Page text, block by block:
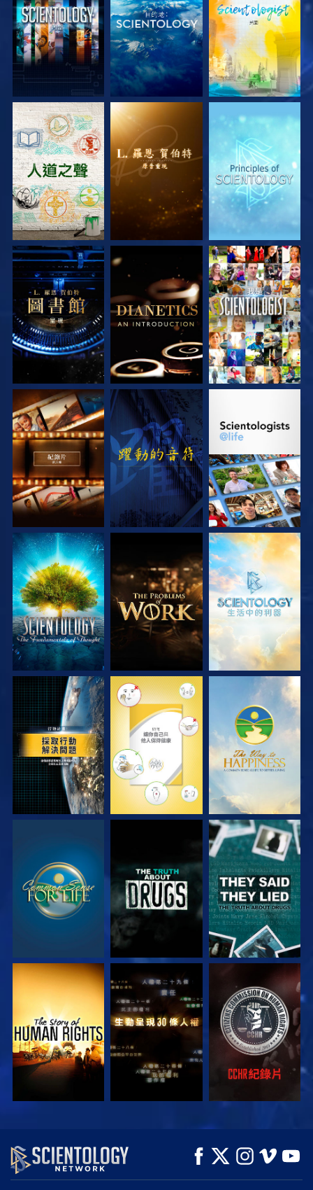
探索系列節目 探索系列節目 探索系列節目
探索系列節目 探索系列節目 觀看
探索系列節目 觀看 探索系列節目
探索系列節目 探索系列節目 探索系列節目
觀看 觀看 觀看
觀看 觀看 觀看
觀看 觀看 觀看
觀看 探索系列節目